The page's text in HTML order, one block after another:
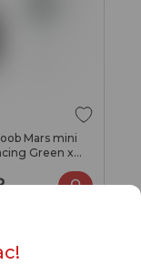
Mars mini
Green x